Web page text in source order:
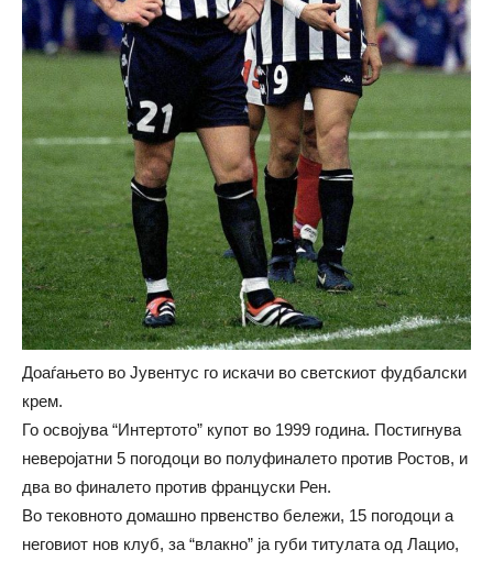
Доаѓањето во Јувентус го искачи во светскиот фудбалски
крем.
Го освојува “Интертото” купот во 1999 година. Постигнува
неверојатни 5 погодоци во полуфиналето против Ростов, и
два во финалето против француски Рен.
Во тековното домашно првенство бележи, 15 погодоци а
неговиот нов клуб, за “влакно” ја губи титулата од Лацио,